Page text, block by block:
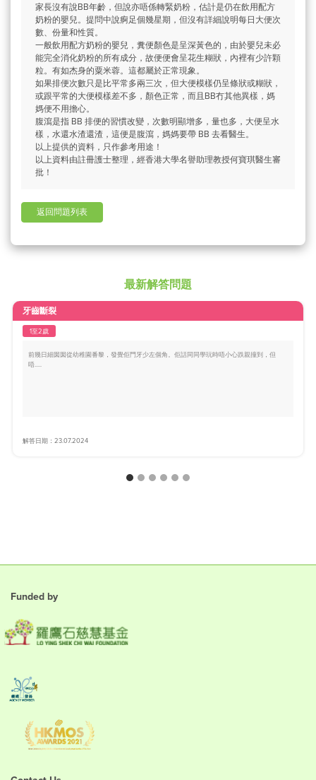
家長沒有說BB年齡，但說亦唔係轉緊奶粉，估計是仍在飲用配方
奶粉的嬰兒。提問中說痾足個幾星期，但沒有詳細說明每日大便次
數、份量和性質。
一般飲用配方奶粉的嬰兒，糞便顏色是呈深黃色的，由於嬰兒未必
能完全消化奶粉的所有成分，故便便會呈花生糊狀，內裡有少許顆
粒。有如杰身的粟米蓉。這都屬於正常現象。
如果排便次數只是比平常多兩三次，但大便模樣仍呈條狀或糊狀，
或跟平常的大便模樣差不多，顏色正常，而且BB冇其他異樣，媽
媽便不用擔心。
腹瀉是指 BB 排便的習慣改變，次數明顯增多，量也多，大便呈水
樣，水還水渣還渣，這便是腹瀉，媽媽要帶 BB 去看醫生。
以上提供的資料，只作參考用途！
以上資料由註冊護士整理，經香港大學名譽助理教授何寶琪醫生審
批！
返回問題列表
最新解答問題
牙齒斷裂
1至2歲
前幾日細囡囡從幼稚園番黎，發覺佢門牙少左個角。佢話同同學玩時唔小心跌親撞到，但
唔.....
解答日期：23.07.2024
Funded by